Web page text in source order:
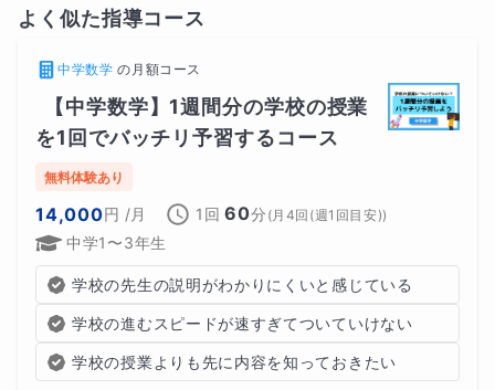
説明します。
一例ですので、絶対にこのやり方で進める必要があるわけ
ではありません。
オンライン授業で必要なものについては以下の画像をご参
照ください。
よく似た指導コース
中学数学 の 月額コース
【中学数学】1週間分の学校の授業
を1回でバッチリ予習するコース
無料体験あり
14,000円 /月 1回 60分 (月4回(週1回目安))
中学1〜3年生
学校の先生の説明がわかりにくいと感じている
学校の進むスピードが速すぎてついていけない
学校の授業よりも先に内容を知っておきたい